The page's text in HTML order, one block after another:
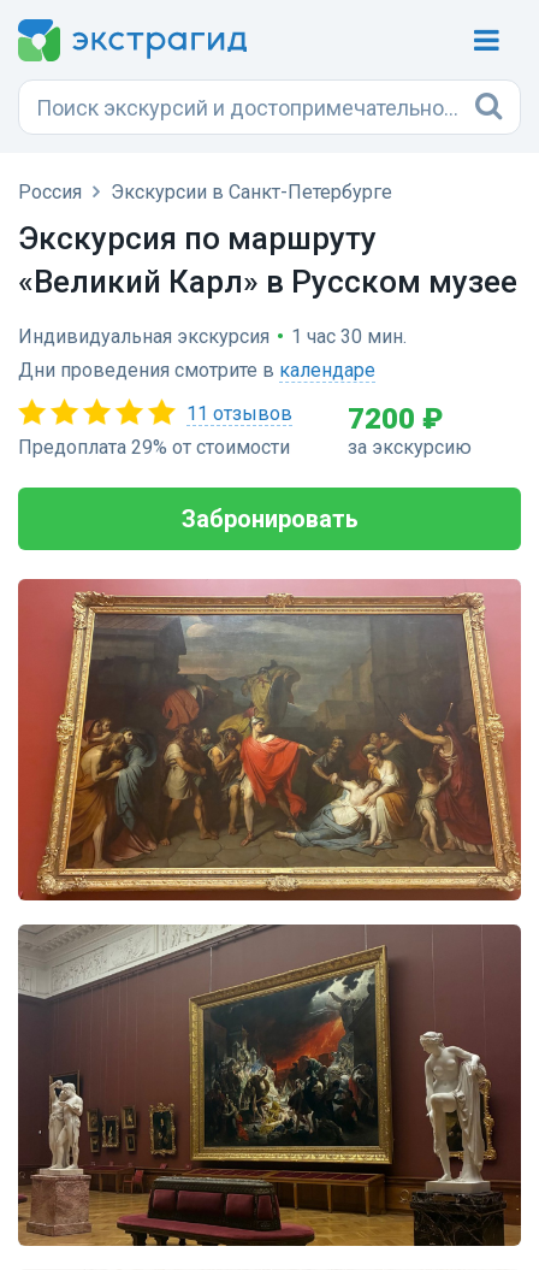
Россия Экскурсии в Санкт-Петербурге
Экскурсия по маршруту
«Великий Карл» в Русском музее
Индивидуальная экскурсия • 1 час 30 мин.
Дни проведения смотрите в календаре
11 отзывов
Предоплата 29% от стоимости
7200 ₽
за экскурсию
Забронировать